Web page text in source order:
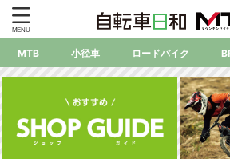
MTB 小径車 ロードバイク